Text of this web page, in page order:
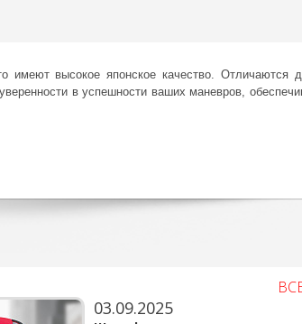
имеют высокое японское качество. Отличаются
в успешности ваших маневров,
03.09.2025